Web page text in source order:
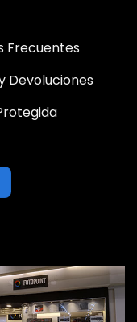
Frecuentes
Devoluciones